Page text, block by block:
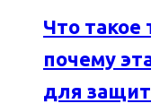
Что такое
почему
для